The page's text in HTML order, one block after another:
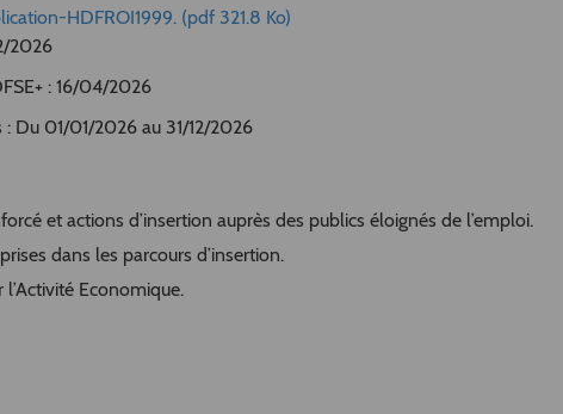
HDFROI1999. (pdf 321.8 Ko)
2026
: 16/04/2026
Du 01/01/2026 au 31/12/2026
et actions d’insertion auprès des publics éloignés de l’emploi.
dans les parcours d’insertion.
l’Activité Economique.